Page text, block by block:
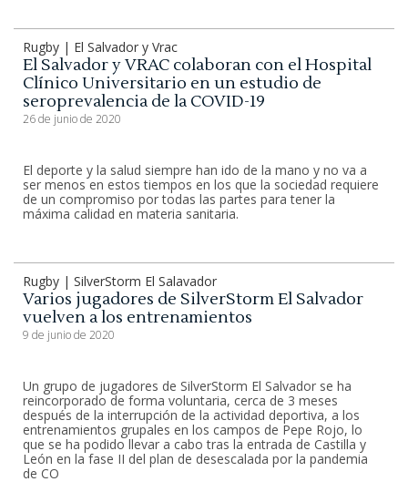
Rugby | El Salvador y Vrac
El Salvador y VRAC colaboran con el Hospital
Clínico Universitario en un estudio de
seroprevalencia de la COVID-19
26 de junio de 2020
El deporte y la salud siempre han ido de la mano y no va a
ser menos en estos tiempos en los que la sociedad requiere
de un compromiso por todas las partes para tener la
máxima calidad en materia sanitaria.
Rugby | SilverStorm El Salavador
Varios jugadores de SilverStorm El Salvador
vuelven a los entrenamientos
9 de junio de 2020
Un grupo de jugadores de SilverStorm El Salvador se ha
reincorporado de forma voluntaria, cerca de 3 meses
después de la interrupción de la actividad deportiva, a los
entrenamientos grupales en los campos de Pepe Rojo, lo
que se ha podido llevar a cabo tras la entrada de Castilla y
León en la fase II del plan de desescalada por la pandemia
de CO